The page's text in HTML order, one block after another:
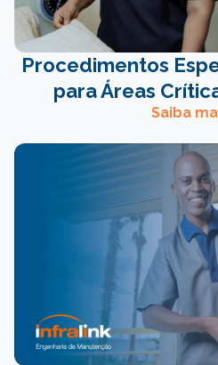
Procedimentos
para Áreas
Saiba